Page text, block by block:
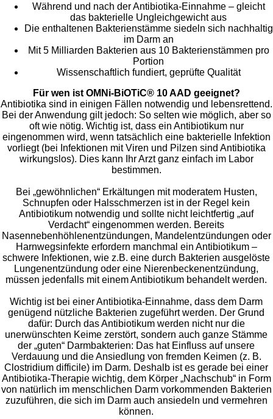
Während und nach der Antibiotika-Einnahme – gleicht
das bakterielle Ungleichgewicht aus
Die enthaltenen Bakterienstämme siedeln sich nachhaltig
im Darm an
Mit 5 Milliarden Bakterien aus 10 Bakterienstämmen pro
Portion
Wissenschaftlich fundiert, geprüfte Qualität
Für wen ist OMNi-BiOTiC® 10 AAD geeignet?
Antibiotika sind in einigen Fällen notwendig und lebensrettend.
Bei der Anwendung gilt jedoch: So selten wie möglich, aber so
oft wie nötig. Wichtig ist, dass ein Antibiotikum nur
eingenommen wird, wenn tatsächlich eine bakterielle Infektion
vorliegt (bei Infektionen mit Viren und Pilzen sind Antibiotika
wirkungslos). Dies kann Ihr Arzt ganz einfach im Labor
bestimmen.
Bei „gewöhnlichen“ Erkältungen mit moderatem Husten,
Schnupfen oder Halsschmerzen ist in der Regel kein
Antibiotikum notwendig und sollte nicht leichtfertig „auf
Verdacht“ eingenommen werden. Bereits
Nasennebenhöhlenentzündungen, Mandelentzündungen oder
Harnwegsinfekte erfordern manchmal ein Antibiotikum –
schwere Infektionen, wie z.B. eine durch Bakterien ausgelöste
Lungenentzündung oder eine Nierenbeckenentzündung,
müssen jedenfalls mit einem Antibiotikum behandelt werden.
Wichtig ist bei einer Antibiotika-Einnahme, dass dem Darm
genügend nützliche Bakterien zugeführt werden. Der Grund
dafür: Durch das Antibiotikum werden nicht nur die
unerwünschten Keime zerstört, sondern auch ganze Stämme
der „guten“ Darmbakterien: Das hat Einfluss auf unsere
Verdauung und die Ansiedlung von fremden Keimen (z. B.
Clostridium difficile) im Darm. Deshalb ist es gerade bei einer
Antibiotika-Therapie wichtig, dem Körper „Nachschub“ in Form
von natürlich im menschlichen Darm vorkommenden Bakterien
zuzuführen, die sich im Darm auch ansiedeln und vermehren
können.